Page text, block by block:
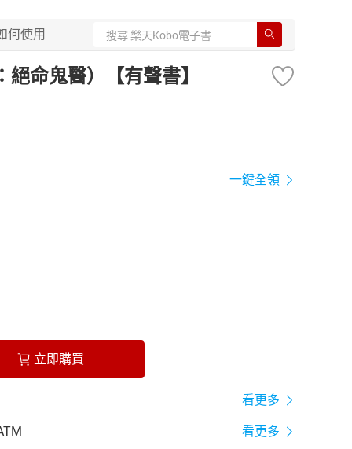
何使用
命鬼醫）【有聲書】
一鍵全領
立即購買
看更多
看更多